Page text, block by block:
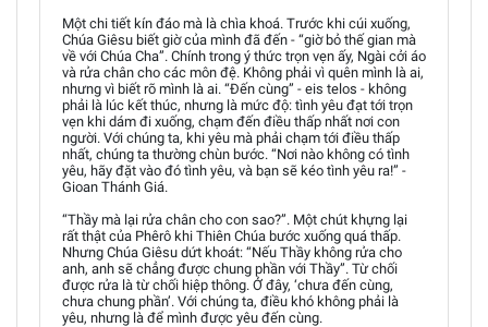
Một chi tiết kín đáo mà là chìa khoá. Trước khi cúi xuống,
Chúa Giêsu biết giờ của mình đã đến - “giờ bỏ thế gian mà
về với Chúa Cha”. Chính trong ý thức trọn vẹn ấy, Ngài cởi áo
và rửa chân cho các môn đệ. Không phải vì quên mình là ai,
nhưng vì biết rõ mình là ai. “Đến cùng” - eis telos - không
phải là lúc kết thúc, nhưng là mức độ: tình yêu đạt tới trọn
vẹn khi dám đi xuống, chạm đến điều thấp nhất nơi con
người. Với chúng ta, khi yêu mà phải chạm tới điều thấp
nhất, chúng ta thường chùn bước. “Nơi nào không có tình
yêu, hãy đặt vào đó tình yêu, và bạn sẽ kéo tình yêu ra!” -
Gioan Thánh Giá.
“Thầy mà lại rửa chân cho con sao?”. Một chút khựng lại
rất thật của Phêrô khi Thiên Chúa bước xuống quá thấp.
Nhưng Chúa Giêsu dứt khoát: “Nếu Thầy không rửa cho
anh, anh sẽ chẳng được chung phần với Thầy”. Từ chối
được rửa là từ chối hiệp thông. Ở đây, ‘chưa đến cùng,
chưa chung phần’. Với chúng ta, điều khó không phải là
yêu, nhưng là để mình được yêu đến cùng.